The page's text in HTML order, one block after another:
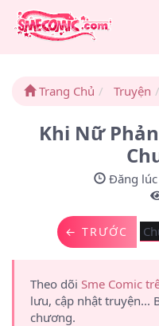
Trang Chủ Truyện
Khi Nữ
Đăng
← TRƯỚC
Theo dõi Sme Comic
lưu, cập nhật truyện...
chương.